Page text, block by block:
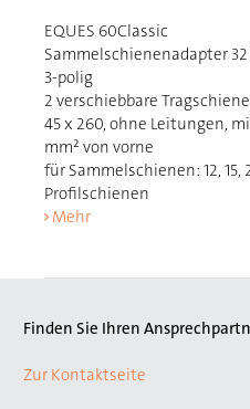
EQUES 60Classic
Sammelschienenadapter 32
3-polig
2 verschiebbare
45 x 260, ohne Leitungen,
mm² von vorne
für Sammelschienen: 12, 15,
Profilschienen
Mehr
Finden Sie Ihren
Zur Kontaktseite